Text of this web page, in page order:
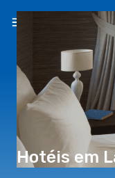
Hotéis em